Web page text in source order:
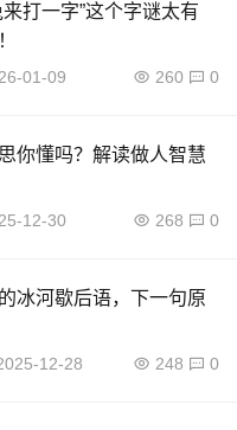
打一字”这个字谜太有
01-09 260 0
你懂吗？解读做人智慧
12-30 268 0
冰河歇后语，下一句原
12-28 248 0